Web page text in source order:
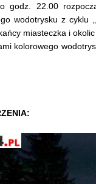
godz. 22.00
wodotrysku z cyklu
miasteczka i
kolorowego